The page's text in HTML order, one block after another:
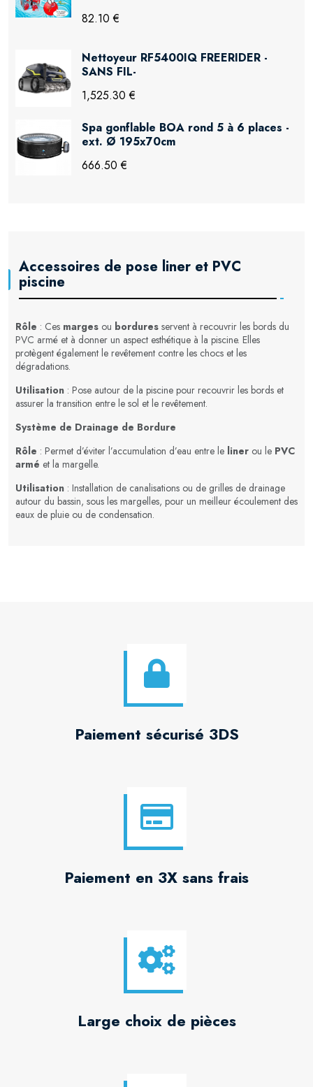
82.10 €
Nettoyeur RF5400IQ FREERIDER -
SANS FIL-
1,525.30 €
Spa gonflable BOA rond 5 à 6 places -
ext. Ø 195x70cm
666.50 €
Accessoires de pose liner et PVC
piscine
Rôle : Ces marges ou bordures servent à recouvrir les bords du
PVC armé et à donner un aspect esthétique à la piscine. Elles
protègent également le revêtement contre les chocs et les
dégradations.
Utilisation : Pose autour de la piscine pour recouvrir les bords et
assurer la transition entre le sol et le revêtement.
Système de Drainage de Bordure
Rôle : Permet d’éviter l’accumulation d’eau entre le liner ou le PVC
armé et la margelle.
Utilisation : Installation de canalisations ou de grilles de drainage
autour du bassin, sous les margelles, pour un meilleur écoulement des
eaux de pluie ou de condensation.
Paiement sécurisé 3DS
Paiement en 3X sans frais
Large choix de pièces